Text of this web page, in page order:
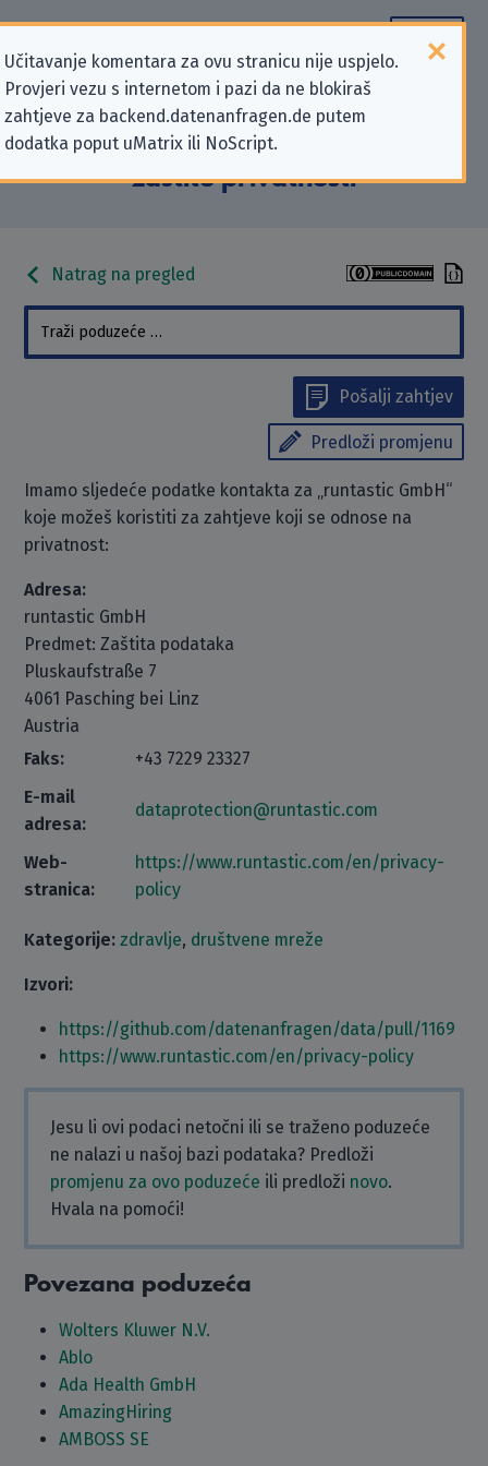
Učitavanje komentara za ovu stranicu nije uspjelo.
Provjeri vezu s internetom i pazi da ne blokiraš
zahtjeve za backend.datenanfragen.de putem
dodatka poput uMatrix ili NoScript.
Podaci kontakta „runtastic GmbH”
koji se odnose na zahtjeve za
zaštitu privatnosti
Natrag na pregled
Pošalji zahtjev
Predloži promjenu
Imamo sljedeće podatke kontakta za „runtastic GmbH“
koje možeš koristiti za zahtjeve koji se odnose na
privatnost:
Adresa:
runtastic GmbH
Predmet: Zaštita podataka
Pluskaufstraße 7
4061 Pasching bei Linz
Austria
Faks:
+43 7229 23327
E-mail
adresa:
dataprotection@runtastic.com
Web-
stranica:
https://www.runtastic.com/en/privacy-
policy
Kategorije: zdravlje, društvene mreže
Izvori:
https://github.com/datenanfragen/data/pull/1169
https://www.runtastic.com/en/privacy-policy
Jesu li ovi podaci netočni ili se traženo poduzeće
ne nalazi u našoj bazi podataka? Predloži
promjenu za ovo poduzeće ili predloži novo.
Hvala na pomoći!
Povezana poduzeća
Wolters Kluwer N.V.
Ablo
Ada Health GmbH
AmazingHiring
AMBOSS SE